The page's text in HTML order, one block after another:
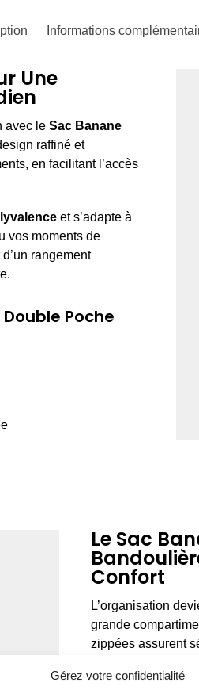
Gérez votre confidentialité
Informations
Une
avec le Sac Banane
raffiné et
en facilitant l’accès
et s’adapte à
vos moments de
rangement
Poche
Le Sac
Confort
L’organisation
grande
zippées assurent